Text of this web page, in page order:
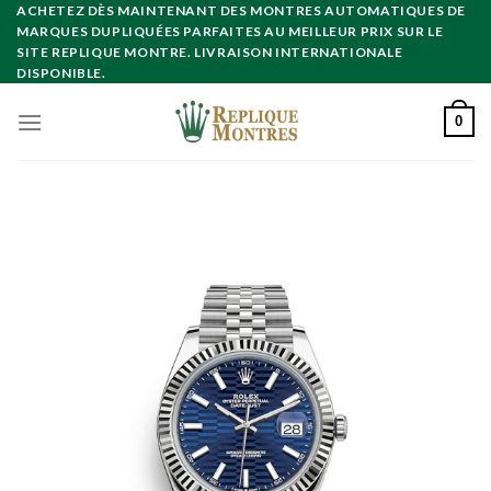
Skip
content
ACHETEZ DÈS MAINTENANT DES MONTRES AUTOMATIQUES DE
MARQUES DUPLIQUÉES PARFAITES AU MEILLEUR PRIX SUR LE
SITE REPLIQUE MONTRE. LIVRAISON INTERNATIONALE
DISPONIBLE.
0